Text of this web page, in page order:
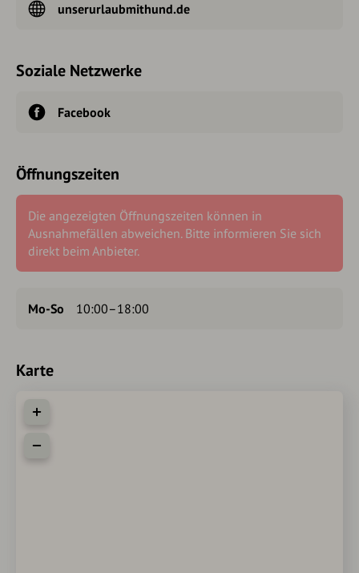
unserurlaubmithund.de
Soziale Netzwerke
Facebook
Öffnungszeiten
Die angezeigten Öffnungszeiten können in
Ausnahmefällen abweichen. Bitte informieren Sie sich
direkt beim Anbieter.
Mo-So 10:00–18:00
Karte